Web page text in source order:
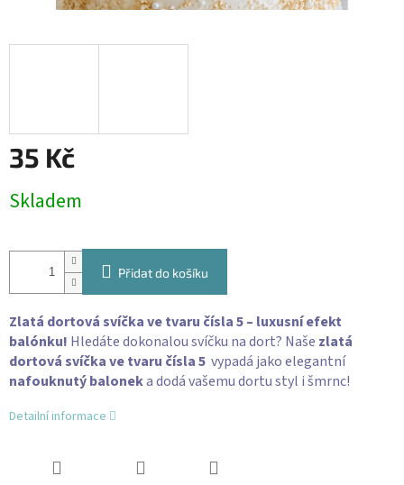
35 Kč
cena:
Skladem
Přidat do košíku
Zlatá dortová svíčka ve tvaru čísla 5 – luxusní efekt
balónku! Hledáte dokonalou svíčku na dort? Naše zlatá
dortová svíčka ve tvaru čísla 5 vypadá jako elegantní
nafouknutý baloneka dodá vašemu dortu styl i šmrnc!
Detailní informace